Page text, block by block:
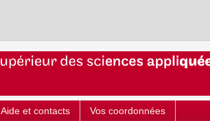
Aide et contacts Vos coordonnées